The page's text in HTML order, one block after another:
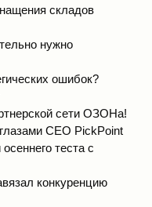
складов
нужно
ошибок?
сети ОЗОНа!
CEO PickPoint
теста с
конкуренцию